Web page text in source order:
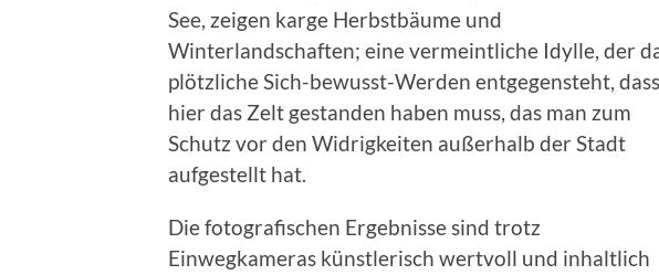
See, zeigen karge Herbstbäume und
Winterlandschaften; eine vermeintliche Idylle, der
plötzliche Sich-bewusst-Werden entgegensteht, dass
hier das Zelt gestanden haben muss, das man zum
Schutz vor den Widrigkeiten außerhalb der Stadt
aufgestellt hat.
Die fotografischen Ergebnisse sind trotz
Einwegkameras künstlerisch wertvoll und inhaltlich